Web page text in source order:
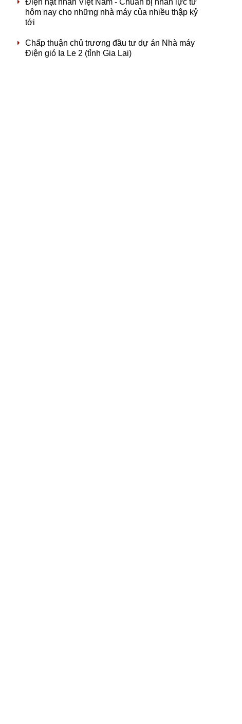
Điện hạt nhân Việt Nam - Chuẩn bị nhân lực từ
hôm nay cho những nhà máy của nhiều thập kỷ
tới
Chấp thuận chủ trương đầu tư dự án Nhà máy
Điện gió Ia Le 2 (tỉnh Gia Lai)